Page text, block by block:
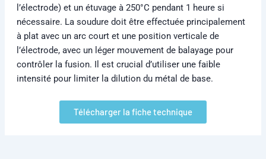
l’électrode) et un étuvage à 250°C pendant 1 heure si
nécessaire. La soudure doit être effectuée principalement
à plat avec un arc court et une position verticale de
l’électrode, avec un léger mouvement de balayage pour
contrôler la fusion. Il est crucial d’utiliser une faible
intensité pour limiter la dilution du métal de base.
Télécharger la fiche technique